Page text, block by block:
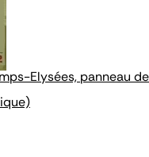
Elysées, panneau de